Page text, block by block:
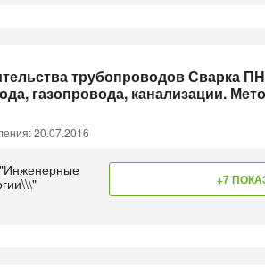
трубопроводов Сварка
газопровода, канализации.
20.07.2016
+7